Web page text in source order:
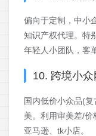
偏向于定制，中小
知识产权代理。特
年轻人小团队，客
10. 跨境小
国内低价小众品(
美。利用审美差/价
亚马逊、tk小店。